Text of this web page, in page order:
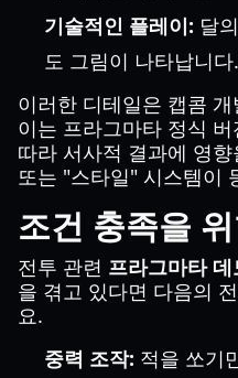
기술적인 플레이: 달
도 그림이 나타납니다.
이러한 디테일은 캡콤
이는 프라그마타 정식
따라 서사적 결과에 영
또는 "스타일" 시스템이
조건 충족을
전투 관련 프라그마타
을 겪고 있다면 다음의
요.
중력 조작: 적을 쏘기